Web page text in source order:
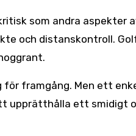
som andra aspekter
och distanskontroll.
för framgång. Men ett
upprätthålla ett smidigt